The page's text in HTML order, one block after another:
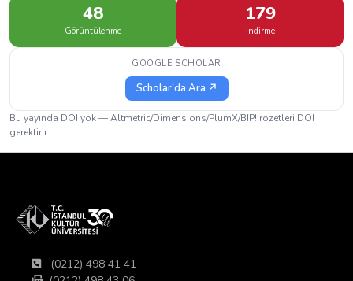
48
Görüntülenme
179
İndirme
GOOGLE SCHOLAR
Scholar'da Ara ↗
Bu yayında DOI yok — Altmetric/Dimensions/PlumX/BIP! rozetleri DOI
gerektirir.
(0212) 498 41 41